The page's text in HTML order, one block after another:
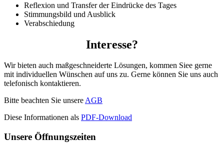
Reflexion und Transfer der Eindrücke des Tages
Stimmungsbild und Ausblick
Verabschiedung
Interesse?
Wir bieten auch maßgeschneiderte Lösungen, kommen Siee gerne
mit individuellen Wünschen auf uns zu. Gerne können Sie uns auch
telefonisch kontaktieren.
Bitte beachten Sie unsereAGB
Diese Informationen als PDF-Download
Unsere Öffnungszeiten